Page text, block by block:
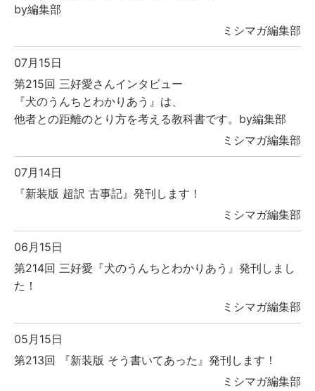
by編集部
ミシマガ編集部
07月15日
第215回 三好愛さんインタビュー
『犬のうんちとわかりあう』は、
他者との距離のとり方を考える教科書です。by編集部
ミシマガ編集部
07月14日
『新装版 超訳 古事記』発刊します！
ミシマガ編集部
06月15日
第214回 三好愛『犬のうんちとわかりあう』発刊しまし
た！
ミシマガ編集部
05月15日
第213回 『新装版 そう書いてあった』発刊します！
ミシマガ編集部